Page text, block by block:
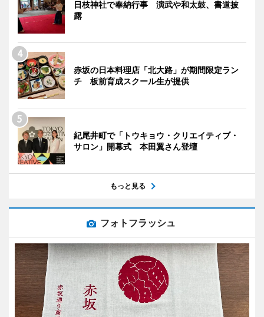
日枝神社で奉納行事 演武や和太鼓、書道披
露
赤坂の日本料理店「北大路」が期間限定ラン
チ 板前育成スクール生が提供
紀尾井町で「トウキョウ・クリエイティブ・
サロン」開幕式 本田翼さん登壇
もっと見る
フォトフラッシュ